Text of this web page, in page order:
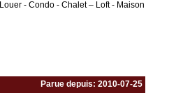
- Condo - Chalet – Loft - Maison
Parue depuis: 2010-07-25